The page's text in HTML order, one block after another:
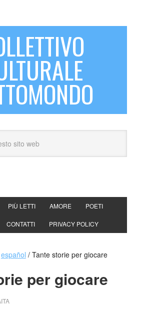
PIÙ LETTI AMORE POETI
CONTATTI PRIVACY POLICY
español /Tante storie per giocare
per giocare